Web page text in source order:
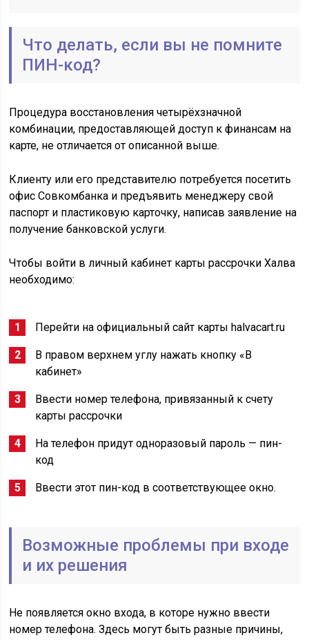
Что делать, если вы не помните
ПИН-код?
Процедура восстановления четырёхзначной
комбинации, предоставляющей доступ к финансам на
карте, не отличается от описанной выше.
Клиенту или его представителю потребуется посетить
офис Совкомбанка и предъявить менеджеру свой
паспорт и пластиковую карточку, написав заявление на
получение банковской услуги.
Чтобы войти в личный кабинет карты рассрочки Халва
необходимо:
Перейти на официальный сайт карты halvacart.ru
В правом верхнем углу нажать кнопку «В
кабинет»
Ввести номер телефона, привязанный к счету
карты рассрочки
На телефон придут одноразовый пароль — пин-
код
Ввести этот пин-код в соответствующее окно.
Возможные проблемы при входе
и их решения
Не появляется окно входа, в которе нужно ввести
номер телефона. Здесь могут быть разные причины,